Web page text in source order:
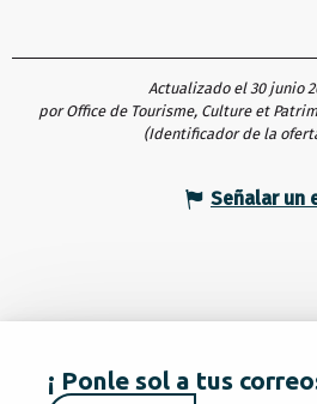
Actualizado el 30 junio
por Office de Tourisme, Culture et
(Identificador de la
Señalar un
¡ Ponle sol a tus